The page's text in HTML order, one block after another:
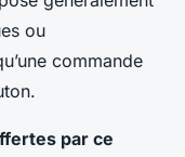
ou
commande
par ce